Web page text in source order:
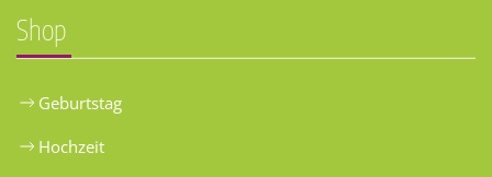
Shop
Geburtstag
Hochzeit